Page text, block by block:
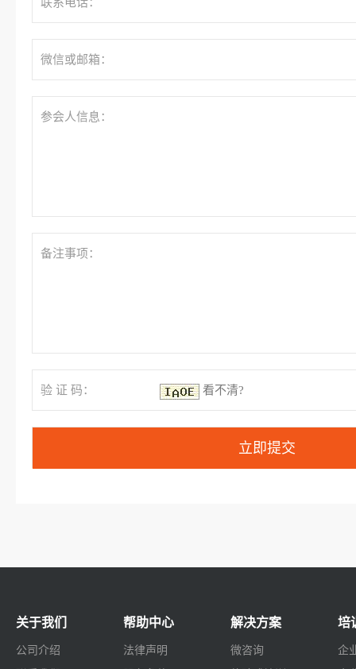
微信或邮箱：
参会人信息：
备注事项：
验 证 码： 看不清?
关于我们
公司介绍
帮助中心
法律声明
解决方案
微咨询
培
企